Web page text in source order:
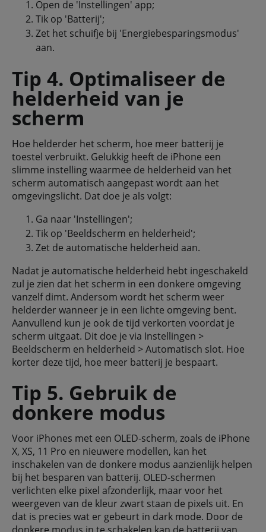
Open de 'Instellingen' app;
Tik op 'Batterij';
Zet het schuifje bij 'Energiebesparingsmodus'
aan.
Tip 4. Optimaliseer de
helderheid van je
scherm
Hoe helderder het scherm, hoe meer batterij je
toestel verbruikt. Gelukkig heeft de iPhone een
slimme instelling waarmee de helderheid van het
scherm automatisch aangepast wordt aan het
omgevingslicht. Dat doe je als volgt:
Ga naar 'Instellingen';
Tik op 'Beeldscherm en helderheid';
Zet de automatische helderheid aan.
Nadat je automatische helderheid hebt ingeschakeld
zul je zien dat het scherm in een donkere omgeving
vanzelf dimt. Andersom wordt het scherm weer
helderder wanneer je in een lichte omgeving bent.
Aanvullend kun je ook de tijd verkorten voordat je
scherm uitgaat. Dit doe je via Instellingen >
Beeldscherm en helderheid > Automatisch slot. Hoe
korter deze tijd, hoe meer batterij je bespaart.
Tip 5. Gebruik de
donkere modus
Voor iPhones met een OLED-scherm, zoals de iPhone
X, XS, 11 Pro en nieuwere modellen, kan het
inschakelen van de donkere modus aanzienlijk helpen
bij het besparen van batterij. OLED-schermen
verlichten elke pixel afzonderlijk, maar voor het
weergeven van de kleur zwart staan de pixels uit. En
dat is precies wat er gebeurt in dark mode. Door de